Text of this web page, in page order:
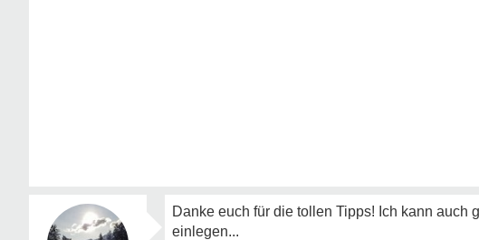
Danke euch für die tollen Tipps! Ich kann
einlegen...